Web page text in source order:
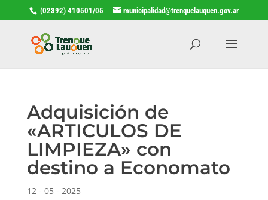
(02392) 410501/05 municipalidad@trenquelauquen.gov.ar
Adquisición de
«ARTICULOS DE
LIMPIEZA» con
destino a Economato
12 - 05 - 2025